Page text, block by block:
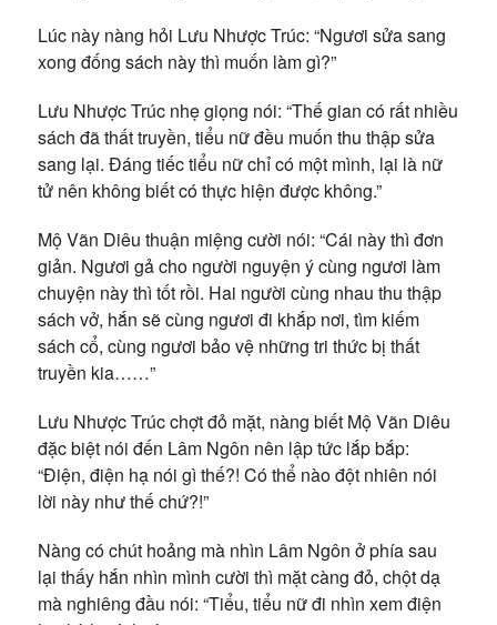
Lúc này nàng hỏi Lưu Nhược Trúc: “Ngươi sửa sang
xong đống sách này thì muốn làm gì?”
Lưu Nhược Trúc nhẹ giọng nói: “Thế gian có rất nhiều
sách đã thất truyền, tiểu nữ đều muốn thu thập sửa
sang lại. Đáng tiếc tiểu nữ chỉ có một mình, lại là nữ
tử nên không biết có thực hiện được không.”
Mộ Vãn Diêu thuận miệng cười nói: “Cái này thì đơn
giản. Ngươi gả cho người nguyện ý cùng ngươi làm
chuyện này thì tốt rồi. Hai người cùng nhau thu thập
sách vở, hắn sẽ cùng ngươi đi khắp nơi, tìm kiếm
sách cổ, cùng ngươi bảo vệ những tri thức bị thất
truyền kia……”
Lưu Nhược Trúc chợt đỏ mặt, nàng biết Mộ Vãn Diêu
đặc biệt nói đến Lâm Ngôn nên lập tức lắp bắp:
“Điện, điện hạ nói gì thế?! Có thể nào đột nhiên nói
lời này như thế chứ?!”
Nàng có chút hoảng mà nhìn Lâm Ngôn ở phía sau
lại thấy hắn nhìn mình cười thì mặt càng đỏ, chột dạ
mà nghiêng đầu nói: “Tiểu, tiểu nữ đi nhìn xem điện